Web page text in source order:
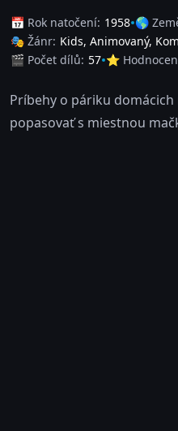
📅 Rok natočení: 1958 🌎
🎭 Žánr: Kids, Animovaný,
🎬 Počet dílů: 57 ⭐
Príbehy o páriku
popasovať s miestnou